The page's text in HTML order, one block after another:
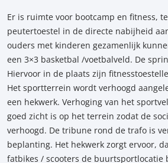
Er is ruimte voor bootcamp en fitness,
peutertoestel in de directe nabijheid
ouders met kinderen gezamenlijk
een 3×3 basketbal /voetbalveld. De
Hiervoor in de plaats zijn
Het sportterrein wordt verhoogd
een hekwerk. Verhoging van het
goed zicht is op het terrein zodat de
verhoogd. De tribune rond de trafo is
beplanting. Het hekwerk zorgt ervoor,
fatbikes / scooters de buurtsportlocatie